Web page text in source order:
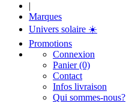
|
Marques
Univers solaire ☀️
Promotions
Connexion
Panier (0)
Contact
Infos livraison
Qui sommes-nous?